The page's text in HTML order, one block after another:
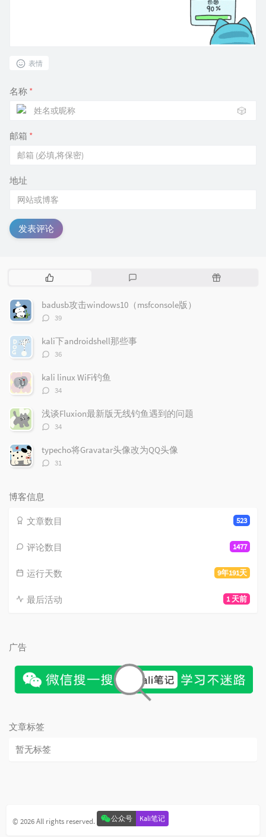
表情
名称 *
🎲
邮箱 *
地址
发表评论
热
文
章
随
badusb攻击windows10（msfconsole版）
评
数：
39
kali下androidshell那些事
评
数：
36
kali linux WiFi钓鱼
评
数：
34
浅谈Fluxion最新版无线钓鱼遇到的问题
评
数：
34
typecho将Gravatar头像改为QQ头像
评
31
博客信息
523
文章数目
1477
评论数目
9年191天
运行天数
1 天前
最后活动
广告
文章标签
暂无标签
© 2026 All rights reserved. 公众号 Kali笔记